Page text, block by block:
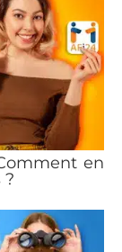
en
?